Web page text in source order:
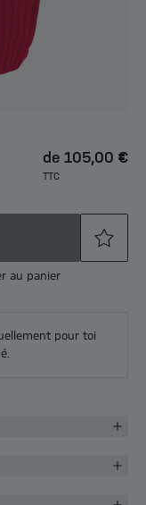
de 105,00 €
TTC
au panier
pour toi